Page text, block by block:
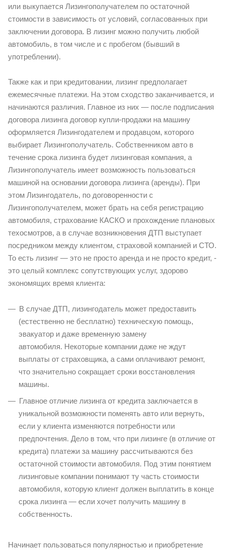
или выкупается Лизингополучателем по остаточной
стоимости в зависимость от условий, согласованных при
заключении договора. В лизинг можно получить любой
автомобиль, в том числе и с пробегом (бывший в
употреблении).
Также как и при кредитовании, лизинг предполагает
ежемесячные платежи. На этом сходство заканчивается, и
начинаются различия. Главное из них — после подписания
договора лизинга договор купли-продажи на машину
оформляется Лизингодателем и продавцом, которого
выбирает Лизингополучатель. Собственником авто в
течение срока лизинга будет лизинговая компания, а
Лизингополучатель имеет возможность пользоваться
машиной на основании договора лизинга (аренды). При
этом Лизингодатель, по договоренности с
Лизингополучателем, может брать на себя регистрацию
автомобиля, страхование КАСКО и прохождение плановых
техосмотров, а в случае возникновения ДТП выступает
посредником между клиентом, страховой компанией и СТО.
То есть лизинг — это не просто аренда и не просто кредит, -
это целый комплекс сопутствующих услуг, здорово
экономящих время клиента:
В случае ДТП, лизингодатель может предоставить
(естественно не бесплатно) техническую помощь,
эвакуатор и даже временную замену
автомобиля. Некоторые компании даже не ждут
выплаты от страховщика, а сами оплачивают ремонт,
что значительно сокращает сроки восстановления
машины.
Главное отличие лизинга от кредита заключается в
уникальной возможности поменять авто или вернуть,
если у клиента изменяются потребности или
предпочтения. Дело в том, что при лизинге (в отличие от
кредита) платежи за машину рассчитываются без
остаточной стоимости автомобиля. Под этим понятием
лизинговые компании понимают ту часть стоимости
автомобиля, которую клиент должен выплатить в конце
срока лизинга — если хочет получить машину в
собственность.
Начинает пользоваться популярностью и приобретение